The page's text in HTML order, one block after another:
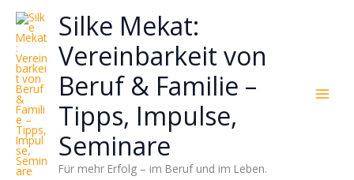
Zum
Inhalt
springen
Silke Mekat:
Vereinbarkeit von
Beruf & Familie –
Tipps, Impulse,
Seminare
Für mehr Erfolg – im Beruf und im Leben.
wie
sich
Stress
reduzieren
Energie
gezielter
einsetzen
lässt?